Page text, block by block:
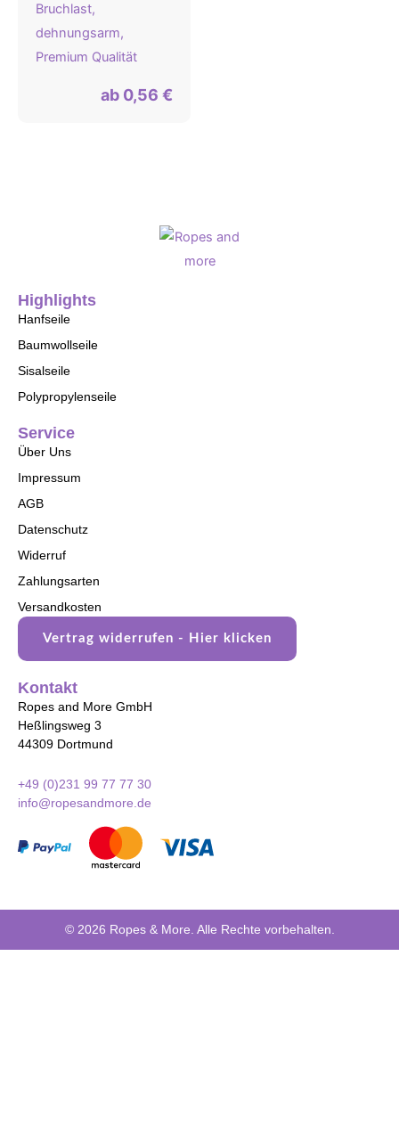
Bruchlast,
dehnungsarm,
Premium Qualität
ab 0,56 €
Highlights
Hanfseile
Baumwollseile
Sisalseile
Polypropylenseile
Service
Über Uns
Impressum
AGB
Datenschutz
Widerruf
Zahlungsarten
Versandkosten
Vertrag widerrufen - Hier klicken
Kontakt
Ropes and More GmbH
Heßlingsweg 3
44309 Dortmund
+49 (0)231 99 77 77 30
info@ropesandmore.de
© 2026 Ropes & More. Alle Rechte vorbehalten.